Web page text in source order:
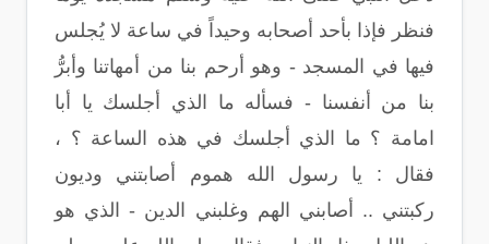
فنظر فإذا بأحد أصحابه وحيداً في ساعة لا يُجلس
فيها في المسجد - وهو أرحم بنا من أمهاتنا وأبرُّ
بنا من أنفسنا - فسأله ما الذي أجلسك يا أبا
امامة ؟ ما الذي أجلسك في هذه الساعة ؟ ،
فقال : يا رسول الله هموم أصابتني وديون
ركبتني .. أصابني الهم وغلبني الدين - الذي هو